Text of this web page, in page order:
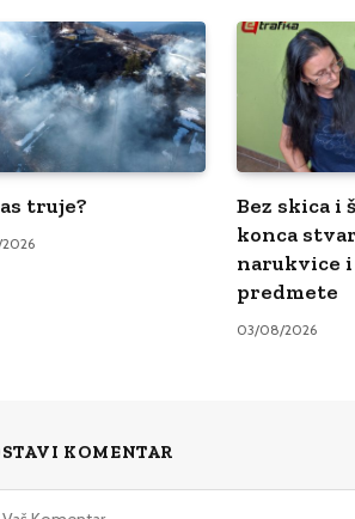
truje?
Bez skica i
konca
narukvice
predmete
03/08/2026
KOMENTAR